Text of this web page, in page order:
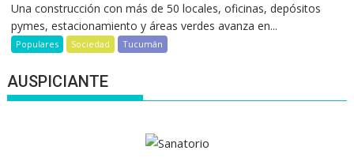
Una construcción con más de 50 locales, oficinas, depósitos
pymes, estacionamiento y áreas verdes avanza en...
Populares Sociedad Tucumán
AUSPICIANTE